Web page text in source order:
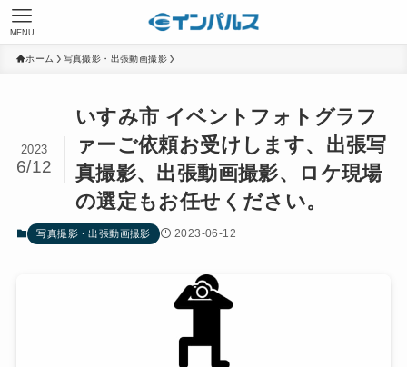
MENU
ホーム 写真撮影・出張動画撮影
いすみ市 イベントフォトグラフ
ァーご依頼お受けします、出張写
真撮影、出張動画撮影、ロケ現場
の選定もお任せください。
2023
6/12
写真撮影・出張動画撮影 2023-06-12